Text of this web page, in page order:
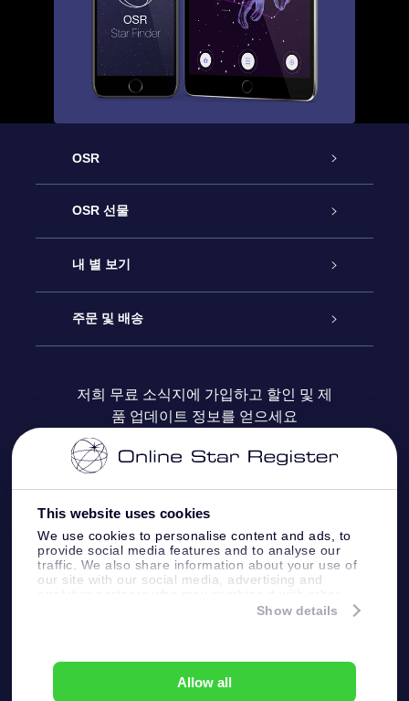
This website uses cookies
We use cookies to personalise content and ads, to
provide social media features and to analyse our
traffic. We also share information about your use of
our site with our social media, advertising and
information that you’ve provided to them or that
Show details
Allow all
OSR
고객 서비스
연락처
블로그
OSR 선물
온라인 별 선물
OSR 선물 팩
OSR 상품권
기업 선물
내 별 보기
Star Register
맞춤 별 페이지
One Million Stars
Fly me to the stars VR 앱
주문 및 배송
결제 정보
배송 정보
환불 정책
별자리
저희 무료 소식지에 가입하고 할인 및 제
품 업데이트 정보를 얻으세요
고객 서비스:help@osr.org